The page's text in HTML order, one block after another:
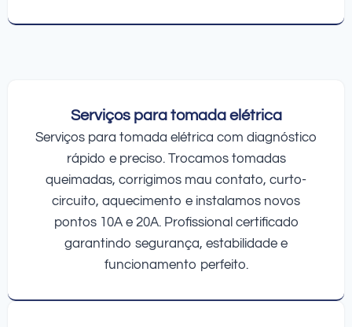
Serviços para tomada elétrica
Serviços para tomada elétrica com diagnóstico
rápido e preciso. Trocamos tomadas
queimadas, corrigimos mau contato, curto-
circuito, aquecimento e instalamos novos
pontos 10A e 20A. Profissional certificado
garantindo segurança, estabilidade e
funcionamento perfeito.